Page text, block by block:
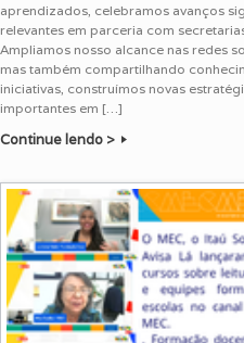
aprendizados, celebramos avanços
relevantes em parceria com
Ampliamos nosso alcance nas redes
mas também compartilhando
iniciativas, construímos novas
importantes em […]
Continue lendo >